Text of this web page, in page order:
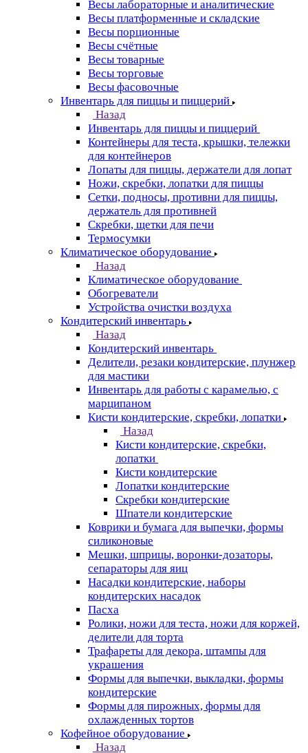
Весы лабораторные и аналитические
Весы платформенные и складские
Весы порционные
Весы счётные
Весы товарные
Весы торговые
Весы фасовочные
Инвентарь для пиццы и пиццерий
Назад
Инвентарь для пиццы и пиццерий
Контейнеры для теста, крышки, тележки
для контейнеров
Лопаты для пиццы, держатели для лопат
Ножи, скребки, лопатки для пиццы
Сетки, подносы, противни для пиццы,
держатель для противней
Скребки, щетки для печи
Термосумки
Климатическое оборудование
Назад
Климатическое оборудование
Обогреватели
Устройства очистки воздуха
Кондитерский инвентарь
Назад
Кондитерский инвентарь
Делители, резаки кондитерские, плунжер
для мастики
Инвентарь для работы с карамелью, с
марципаном
Кисти кондитерские, скребки, лопатки
Назад
Кисти кондитерские, скребки,
лопатки
Кисти кондитерские
Лопатки кондитерские
Скребки кондитерские
Шпатели кондитерские
Коврики и бумага для выпечки, формы
силиконовые
Мешки, шприцы, воронки-дозаторы,
сепараторы для яиц
Насадки кондитерские, наборы
кондитерских насадок
Пасха
Ролики, ножи для теста, ножи для коржей,
делители для торта
Трафареты для декора, штампы для
украшения
Формы для выпечки, выкладки, формы
кондитерские
Формы для пирожных, формы для
охлажденных тортов
Кофейное оборудование
Назад